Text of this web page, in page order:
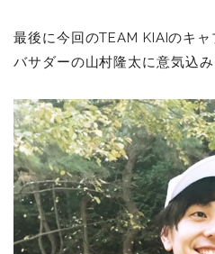
最後に今回のTEAM KIAIのキ
バサダーの山村隆太に意気込み